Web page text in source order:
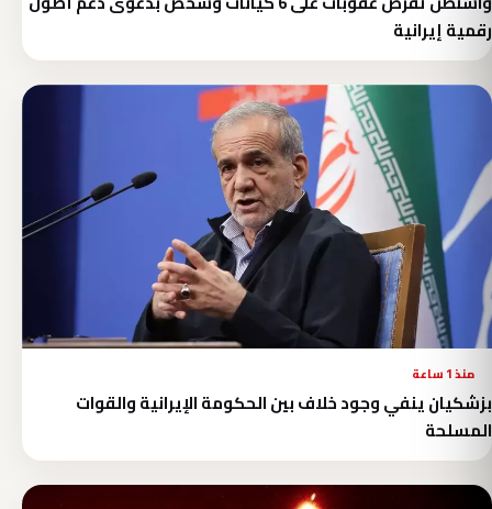
رقمية إيرانية
منذ 1 ساعة
بزشكيان ينفي وجود خلاف بين الحكومة الإيرانية والقوات
المسلحة